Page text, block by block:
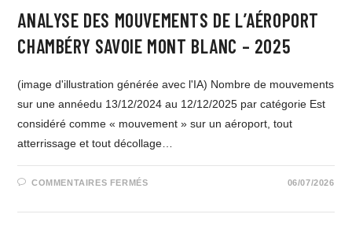
ANALYSE DES MOUVEMENTS DE L’AÉROPORT
CHAMBÉRY SAVOIE MONT BLANC – 2025
(image d'illustration générée avec l'IA) Nombre de mouvements
sur une annéedu 13/12/2024 au 12/12/2025 par catégorie Est
considéré comme « mouvement » sur un aéroport, tout
atterrissage et tout décollage…
COMMENTAIRES FERMÉS 06/07/2026